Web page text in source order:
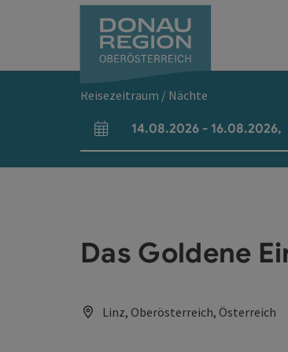
Reisezeitraum / Nächte
An- und Abreisefelder
14.08.2026 - 16.08.2026,
Das Goldene
Linz, Oberösterreich, Österreich